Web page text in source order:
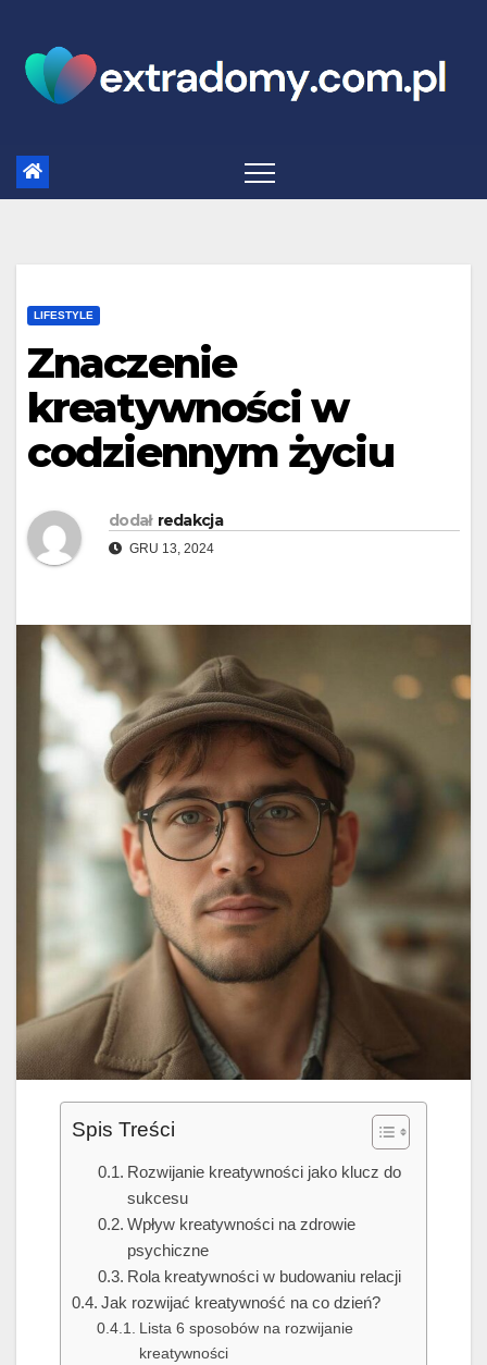
content
LIFESTYLE
Znaczenie
kreatywności w
codziennym życiu
dodał redakcja
GRU 13, 2024
Spis Treści
Rozwijanie kreatywności jako klucz do
sukcesu
Wpływ kreatywności na zdrowie
psychiczne
Rola kreatywności w budowaniu relacji
Jak rozwijać kreatywność na co dzień?
Lista 6 sposobów na rozwijanie
kreatywności